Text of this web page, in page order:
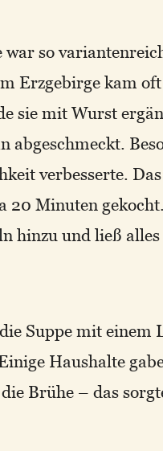
so
Erzgebirge kam oft
sie mit Wurst
abgeschmeckt.
verbesserte.
20 Minuten
hinzu und ließ
Suppe mit einem
Haushalte
Brühe – das